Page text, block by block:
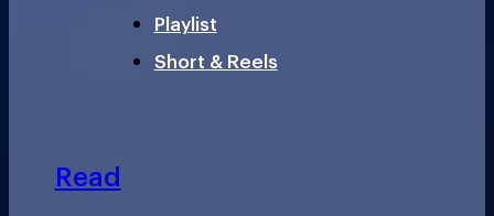
Playlist
Short & Reels
Read